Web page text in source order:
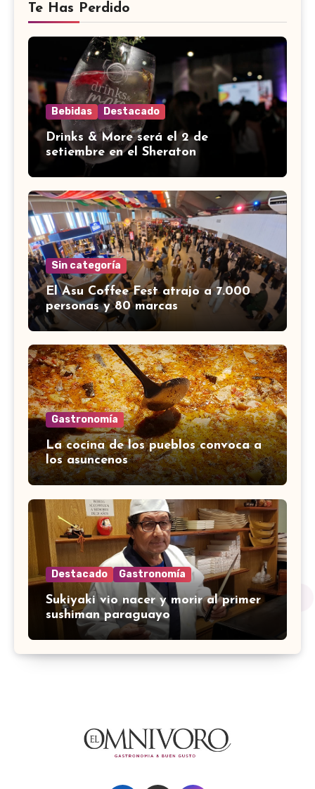
Te Has Perdido
Bebidas Destacado
Drinks & More será el 2 de
setiembre en el Sheraton
Sin categoría
El Asu Coffee Fest atrajo a 7.000
personas y 80 marcas
Gastronomía
La cocina de los pueblos convoca a
los asuncenos
Destacado Gastronomía
Sukiyaki vio nacer y morir al primer
sushiman paraguayo